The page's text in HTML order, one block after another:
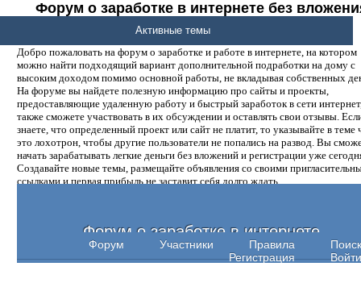
Форум о заработке в интернете без
денег.
Добро пожаловать на форум о заработке и работе в интернете, на котором
можно найти подходящий вариант дополнительной подработки на дому с
высоким доходом помимо основной работы, не вкладывая собственных
На форуме вы найдете полезную информацию про сайты и проекты,
предоставляющие удаленную работу и быстрый заработок в сети
также сможете участвовать в их обсуждении и оставлять свои отзывы.
знаете, что определенный проект или сайт не платит, то указывайте в теме
это лохотрон, чтобы другие пользователи не попались на развод. Вы
начать зарабатывать легкие деньги без вложений и регистрации уже
Создавайте новые темы, размещайте объявления со своими
ссылками и первая прибыль не заставит себя долго ждать.
Форум о заработке в интернете
Форум Участники Правила
Поиск
Регистрация
Войти
Активные темы